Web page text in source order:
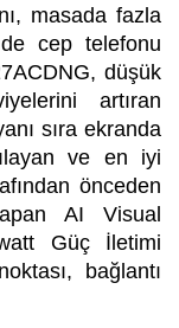
masada fazla
cep telefonu
düşük
artıran
sıra ekranda
ve en iyi
önceden
AI Visual
Güç İletimi
bağlantı